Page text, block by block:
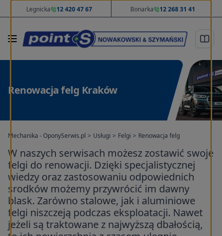
Legnicka 12 420 47 67 Bonarka 12 268 31 41
Renowacja felg Kraków
Mechanika - OponySerwis.pl > Usługi > Felgi > Renowacja felg
W naszych serwisach możesz zostawić swoje
felgi do renowacji. Dzięki specjalistycznej
wiedzy oraz zastosowaniu odpowiednich
środków możemy przywrócić im dawny
blask. Zarówno stalowe, jak i aluminiowe
felgi niszczeją podczas eksploatacji. Nawet
jeżeli są traktowane z najwyższą dbałością,